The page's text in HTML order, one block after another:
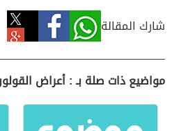
شارك المقالة
مواضيع ذات صلة بـ : أعراض